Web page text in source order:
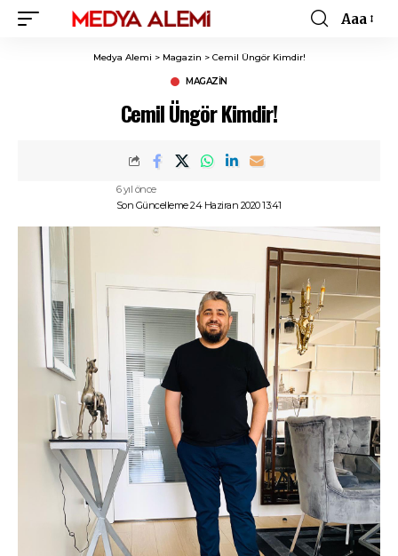
Font
Aaa
Medya Alemi > Magazin > Cemil Üngör Kimdir!
MAGAZIN
Cemil Üngör Kimdir!
Son Güncelleme 24 Haziran 2020 13:41
6 yıl önce